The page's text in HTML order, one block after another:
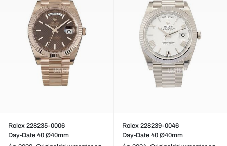
Rolex 228235-0006
Day-Date 40 Ø40mm
Rolex 228239-0046
Day-Date 40 Ø40mm